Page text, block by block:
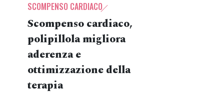
SCOMPENSO CARDIACO
Scompenso cardiaco,
polipillola migliora
aderenza e
ottimizzazione della
terapia